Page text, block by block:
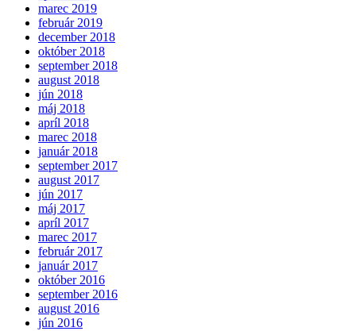
marec 2019
február 2019
december 2018
október 2018
september 2018
august 2018
jún 2018
máj 2018
apríl 2018
marec 2018
január 2018
september 2017
august 2017
jún 2017
máj 2017
apríl 2017
marec 2017
február 2017
január 2017
október 2016
september 2016
august 2016
jún 2016